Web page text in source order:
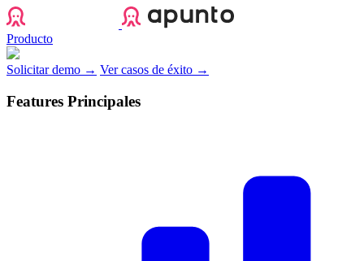
Apunto
Producto
Solicitar demo → Ver casos de éxito →
Features Principales